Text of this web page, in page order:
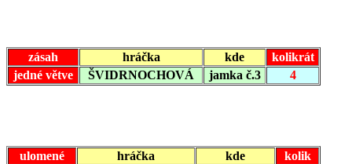
zásah hráčka kde
kolikrát
jedné větve
ŠVIDRNOCHOVÁ jamka č.3 4
ulomené hráčka kde
kolik